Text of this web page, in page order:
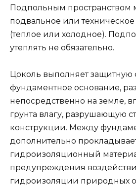
Подпольным пространством
подвальное или
(теплое или холодное).
утеплять не обязательно.
Цоколь выполняет
фундаментное основание,
непосредственно на земле,
грунта влагу, разрушающую
конструкции. Между
дополнительно
гидроизоляционный
предупреждения
гидроизоляции природных